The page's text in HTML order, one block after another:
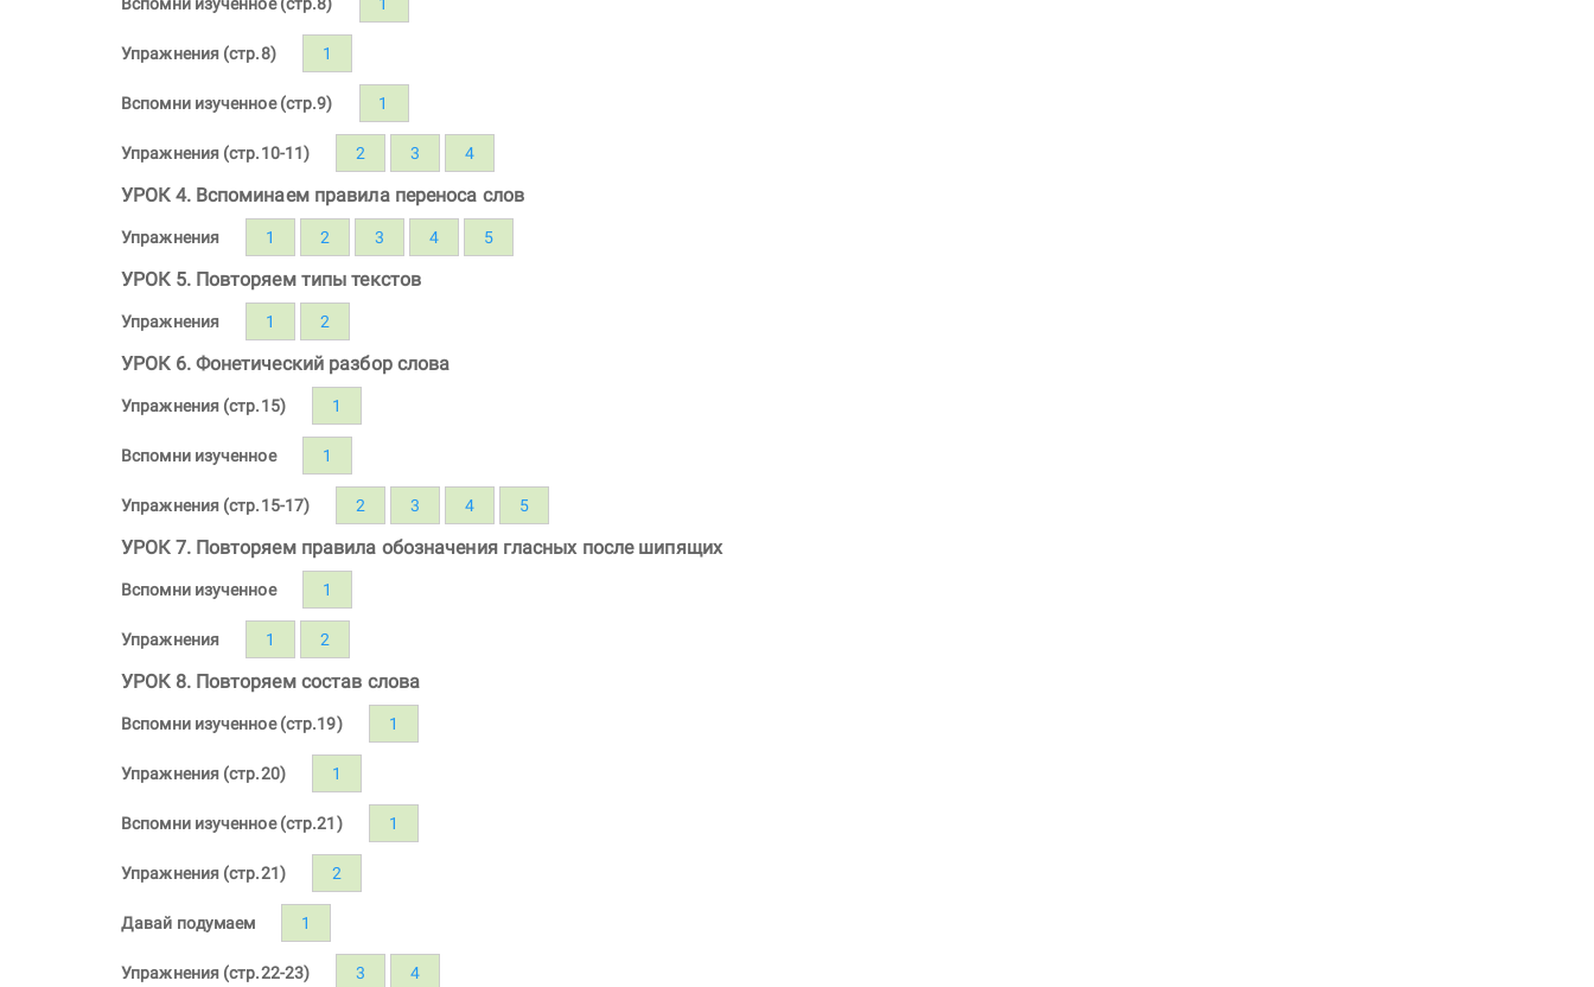
Упражнения (стр.8) 1
Вспомни изученное (стр.9) 1
Упражнения (стр.10-11) 2 3 4
УРОК 4. Вспоминаем правила переноса слов
Упражнения 1 2 3 4 5
УРОК 5. Повторяем типы текстов
Упражнения 1 2
УРОК 6. Фонетический разбор слова
Упражнения (стр.15) 1
Вспомни изученное 1
Упражнения (стр.15-17) 2 3 4 5
УРОК 7. Повторяем правила обозначения гласных после шипящих
Вспомни изученное 1
Упражнения 1 2
УРОК 8. Повторяем состав слова
Вспомни изученное (стр.19) 1
Упражнения (стр.20) 1
Вспомни изученное (стр.21) 1
Упражнения (стр.21) 2
Давай подумаем 1
Упражнения (стр.22-23) 3 4